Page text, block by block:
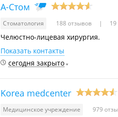
А-Стом
Стоматология 188 отзывов
Челюстно-лицевая хирургия.
Показать контакты
сегодня закрыто
Korea medcenter
Медицинское учреждение 979